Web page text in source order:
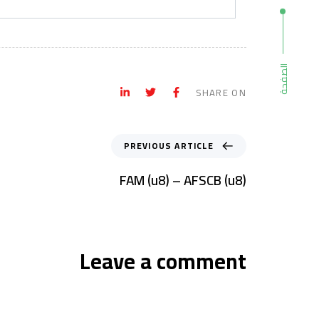
الصفحة SHARE ON
PREVIOUS ARTICLE
FAM (u8) – AFSCB (u8)
Leave a comment